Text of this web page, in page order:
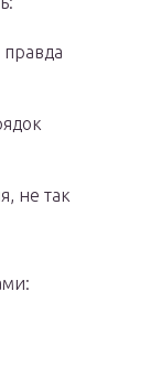
не так